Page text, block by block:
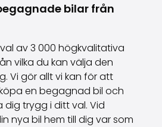
bilar från
av 3 000 högkvalitativa
vilka du kan välja den
Vi gör allt vi kan för att
en begagnad bil och
dig trygg i ditt val. Vid
nya bil hem till dig var som